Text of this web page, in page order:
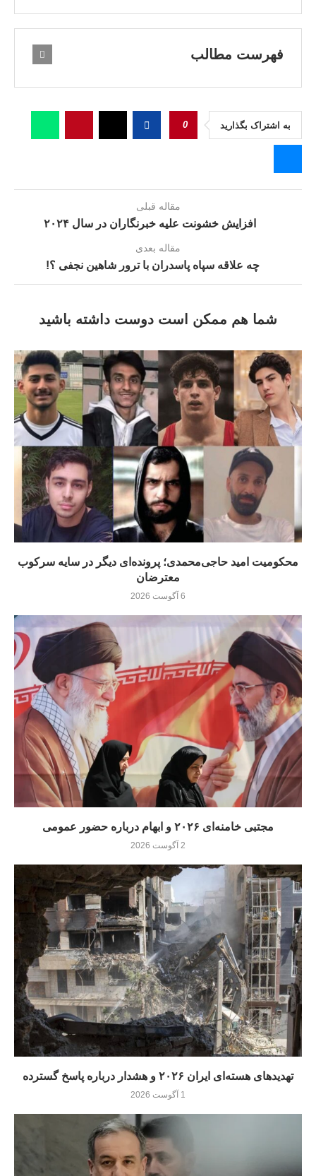
فهرست مطالب
به اشتراک بگذارید 0
مقاله قبلی
افزایش خشونت علیه خبرنگاران در سال ۲۰۲۴
مقاله بعدی
چه علاقه سپاه پاسدران با ترور شاهین نجفی ؟!
شما هم ممکن است دوست داشته باشید
محکومیت امید حاجی‌محمدی؛ پرونده‌ای دیگر در سایه سرکوب
معترضان
6 آگوست 2026
مجتبی خامنه‌ای ۲۰۲۶ و ابهام درباره حضور عمومی
2 آگوست 2026
تهدیدهای هسته‌ای ایران ۲۰۲۶ و هشدار درباره پاسخ گسترده
1 آگوست 2026